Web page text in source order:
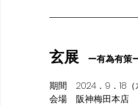
玄展 ー有為有策
期間　2024．9．18
会場　阪神梅田本店